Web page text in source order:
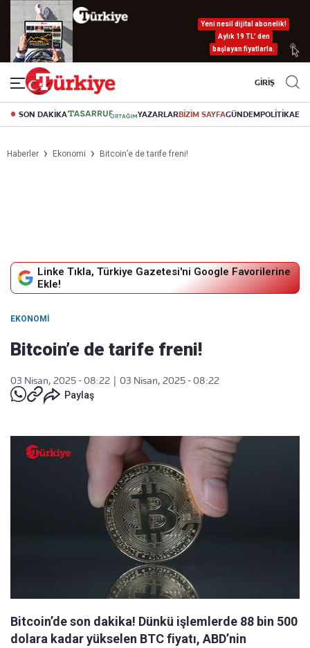
Yeni nesil dijital abonelik!
Aylık 19 TL’ den
başlayan fiyatlarla.
GİRİŞ
SON DAKİKA YAZARLARBİZİM SAYFAGÜNDEMPOLİTİKA
Haberler Ekonomi Bitcoin’e de tarife freni!
Linke Tıkla, Türkiye Gazetesi'ni Google Favorilerine
Ekle!
EKONOMI
Bitcoin’e de tarife freni!
03 Nisan, 2025 - 08:22
03 Nisan, 2025 - 08:22
Paylaş
Bitcoin’de son dakika! Dünkü işlemlerde 88 bin 500
dolara kadar yükselen BTC fiyatı, ABD’nin